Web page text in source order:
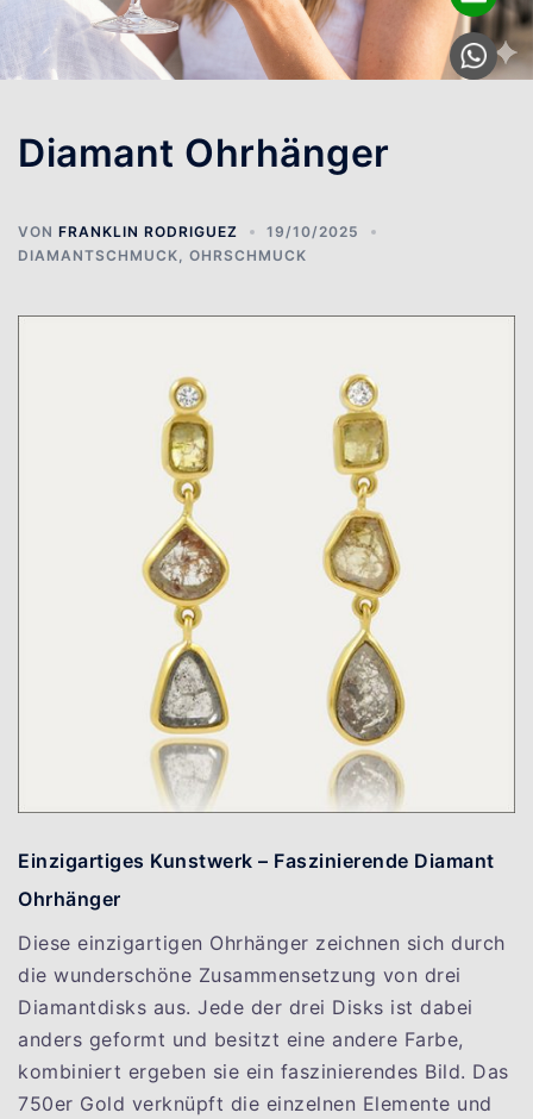
Diamant Ohrhänger
VON FRANKLIN RODRIGUEZ
19/10/2025
DIAMANTSCHMUCK
OHRSCHMUCK
Einzigartiges Kunstwerk – Faszinierende Diamant
Ohrhänger
Diese einzigartigen Ohrhänger zeichnen sich durch
die wunderschöne Zusammensetzung von drei
Diamantdisks aus. Jede der drei Disks ist dabei
anders geformt und besitzt eine andere Farbe,
kombiniert ergeben sie ein faszinierendes Bild. Das
750er Gold verknüpft die einzelnen Elemente und